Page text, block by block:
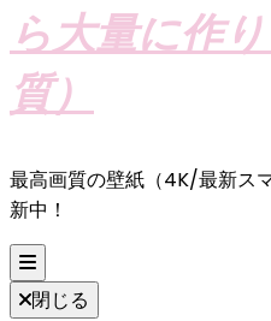
ら大量に作
質）
最高画質の壁紙（4K/最新ス
新中！
閉じる